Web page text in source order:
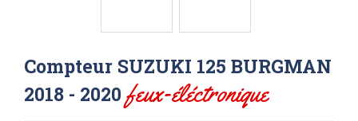
Compteur SUZUKI 125 BURGMAN
2018 - 2020feux-éléctronique